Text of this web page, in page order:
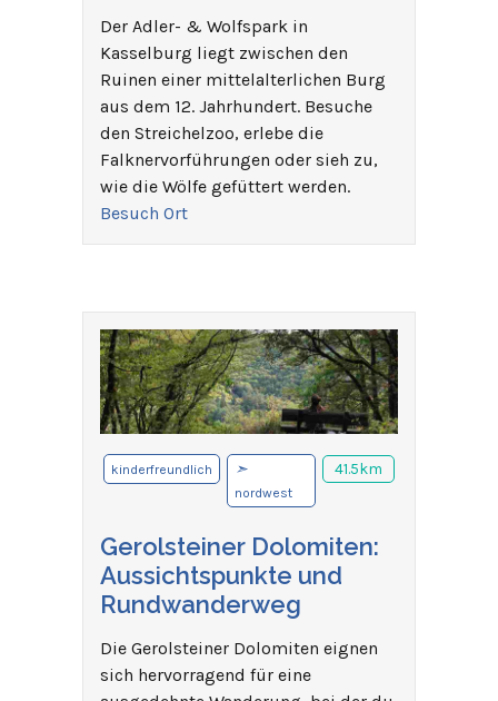
Der Adler- & Wolfspark in
Kasselburg liegt zwischen den
Ruinen einer mittelalterlichen Burg
aus dem 12. Jahrhundert. Besuche
den Streichelzoo, erlebe die
Falknervorführungen oder sieh zu,
wie die Wölfe gefüttert werden.
Besuch Ort
kinderfreundlich ➣
nordwest
41.5km
Gerolsteiner Dolomiten:
Aussichtspunkte und
Rundwanderweg
Die Gerolsteiner Dolomiten eignen
sich hervorragend für eine